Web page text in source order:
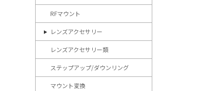
RFマウント
レンズアクセサリー
レンズアクセサリー類
ステップアップ/ダウンリング
マウント変換